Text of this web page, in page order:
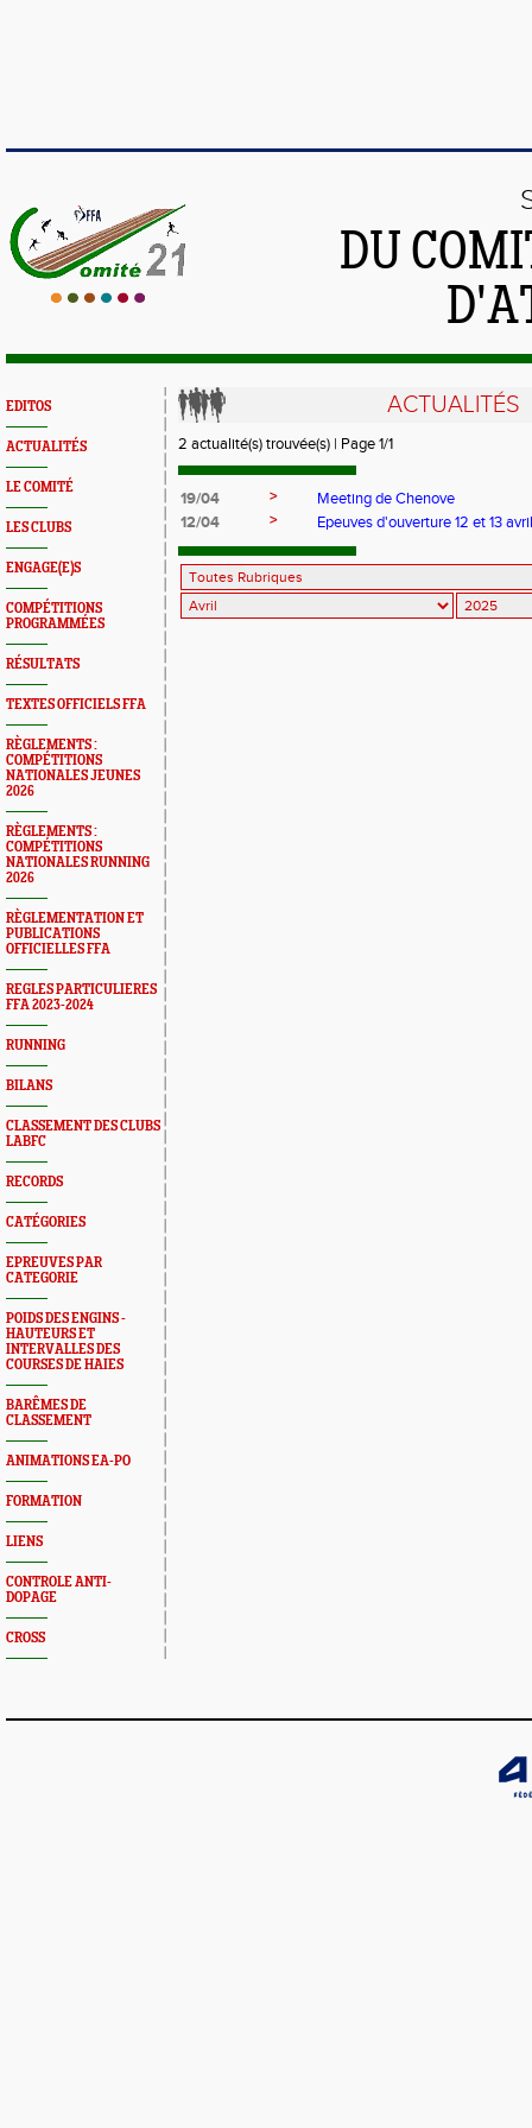
DU
EDITOS
ACTUALITÉS
LE COMITÉ
LES CLUBS
ENGAGE(E)S
COMPÉTITIONS
PROGRAMMÉES
RÉSULTATS
TEXTES OFFICIELS FFA
RÈGLEMENTS :
COMPÉTITIONS
NATIONALES JEUNES
2026
RÈGLEMENTS :
COMPÉTITIONS
NATIONALES RUNNING
2026
RÈGLEMENTATION ET
PUBLICATIONS
OFFICIELLES FFA
REGLES PARTICULIERES
FFA 2023-2024
RUNNING
BILANS
CLASSEMENT DES CLUBS
LABFC
RECORDS
CATÉGORIES
EPREUVES PAR
CATEGORIE
POIDS DES ENGINS -
HAUTEURS ET
INTERVALLES DES
COURSES DE HAIES
BARÊMES DE
CLASSEMENT
ANIMATIONS EA-PO
FORMATION
LIENS
CONTROLE ANTI-
DOPAGE
CROSS
ACTUALITÉS
2 actualité(s) trouvée(s) | Page 1/1
19/04 >
Meeting de Chenove
12/04
> Epeuves d'ouverture 12 et 13 avril